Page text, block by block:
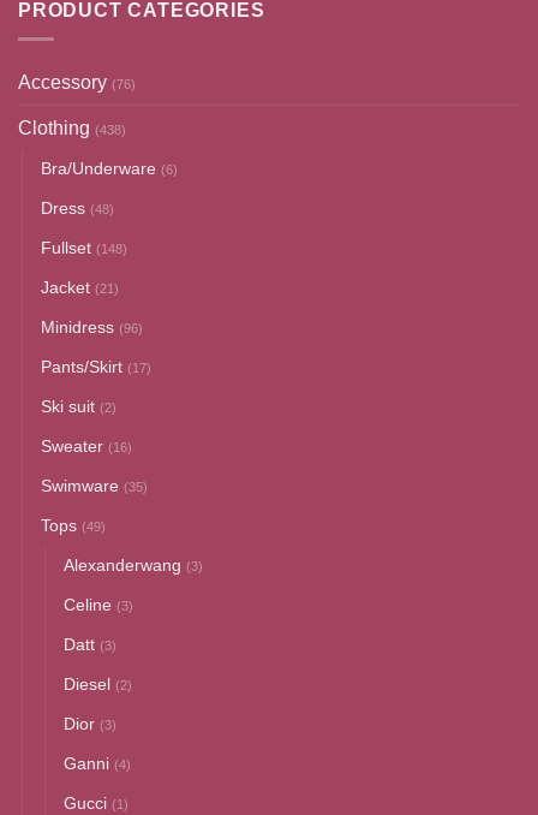
PRODUCT CATEGORIES
Accessory (76)
Clothing (438)
Bra/Underware (6)
Dress (48)
Fullset (148)
Jacket (21)
Minidress (96)
Pants/Skirt (17)
Ski suit (2)
Sweater (16)
Swimware (35)
Tops (49)
Alexanderwang (3)
Celine (3)
Datt (3)
Diesel (2)
Dior (3)
Ganni (4)
Gucci (1)